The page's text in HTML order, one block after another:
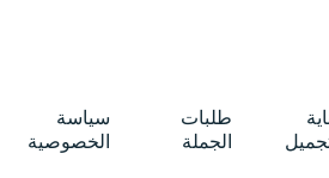
طلبات
الجملة
سياسة
الخصوصية